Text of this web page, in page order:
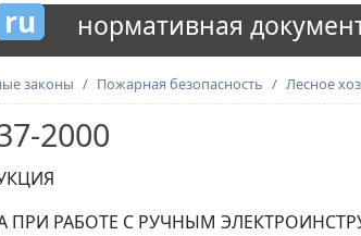
ru нормативная
законы Пожарная безопасность Лесное
2000
ПРИ РАБОТЕ С РУЧНЫМ